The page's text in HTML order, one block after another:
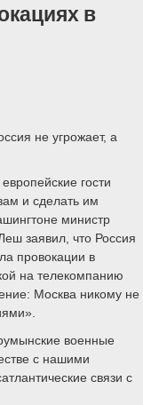
в
не угрожает, а
гости
и сделать им
министр
заявил, что Россия
провокации в
на телекомпанию
Москва никому не
военные
с нашими
связи с